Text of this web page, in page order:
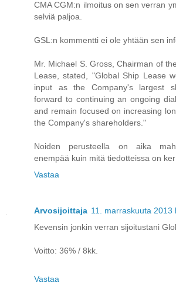
CMA CGM:n ilmoitus on sen verran
selviä paljoa.
GSL:n kommentti ei ole yhtään sen
Mr. Michael S. Gross, Chairman of
Lease, stated, "Global Ship Lease
input as the Company's largest
forward to continuing an ongoing
and remain focused on increasing
the Company's shareholders."
Noiden perusteella on aika
enempää kuin mitä tiedotteissa on
Vastaa
Arvosijoittaja 11. marraskuuta 2013
Kevensin jonkin verran sijoitustani
Voitto: 36% / 8kk.
Vastaa